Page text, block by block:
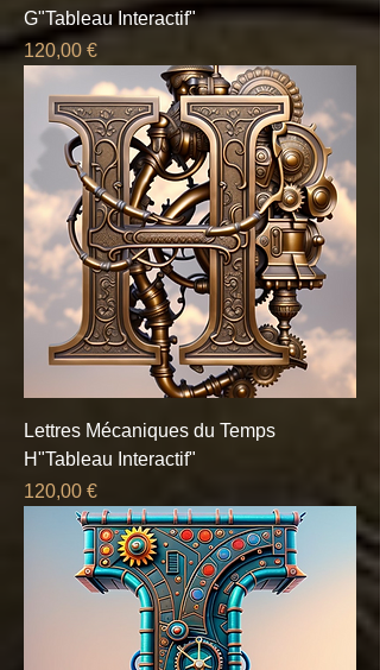
G"Tableau Interactif"
Prix
120,00 €
Lettres Mécaniques du Temps
H"Tableau Interactif"
Prix
120,00 €